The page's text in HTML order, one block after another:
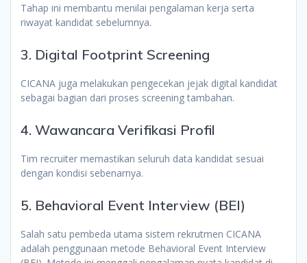
Tahap ini membantu menilai pengalaman kerja serta
riwayat kandidat sebelumnya.
3. Digital Footprint Screening
CICANA juga melakukan pengecekan jejak digital kandidat
sebagai bagian dari proses screening tambahan.
4. Wawancara Verifikasi Profil
Tim recruiter memastikan seluruh data kandidat sesuai
dengan kondisi sebenarnya.
5. Behavioral Event Interview (BEI)
Salah satu pembeda utama sistem rekrutmen CICANA
adalah penggunaan metode Behavioral Event Interview